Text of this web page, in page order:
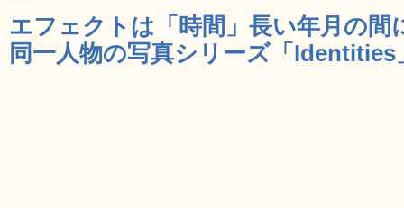
エフェクトは「時間」長い年月の間
同一人物の写真シリーズ「Identities